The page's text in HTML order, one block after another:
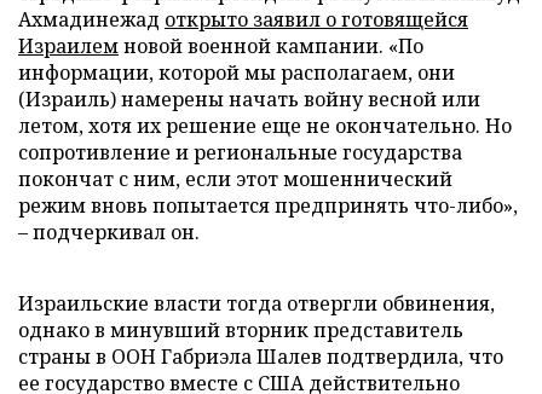
Ахмадинежад открыто заявил о готовящейся
Израилемновой военной кампании. «По
информации, которой мы располагаем, они
(Израиль) намерены начать войну весной или
летом, хотя их решение еще не окончательно. Но
сопротивление и региональные государства
покончат с ним, если этот мошеннический
режим вновь попытается предпринять что-либо»,
– подчеркивал он.
Израильские власти тогда отвергли обвинения,
однако в минувший вторник представитель
страны в ООН Габриэла Шалев подтвердила, что
ее государство вместе с США действительно